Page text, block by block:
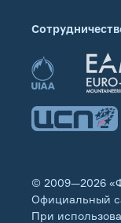
© 2009—2026
Официальный
При